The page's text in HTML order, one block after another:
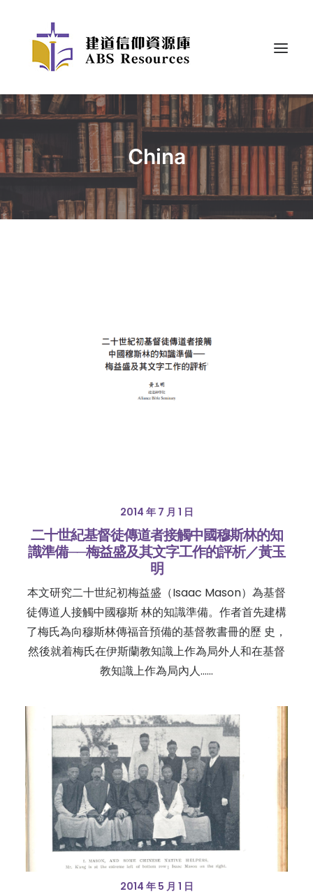
China
2014 年 7 月 1 日
二十世紀基督徒傳道者接觸中國穆斯林的知
識準備──梅益盛及其文字工作的評析／黃玉
明
本文研究二十世紀初梅益盛（Isaac Mason）為基督
徒傳道人接觸中國穆斯 林的知識準備。作者首先建構
了梅氏為向穆斯林傳福音預備的基督教書冊的歷 史，
然後就着梅氏在伊斯蘭教知識上作為局外人和在基督
教知識上作為局內人……
2014 年 5 月 1 日